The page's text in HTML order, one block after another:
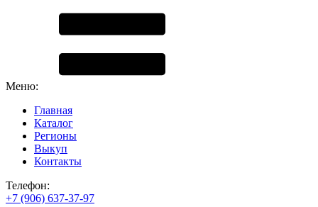
Меню:
Главная
Каталог
Регионы
Выкуп
Контакты
Телефон:
+7 (906) 637-37-97